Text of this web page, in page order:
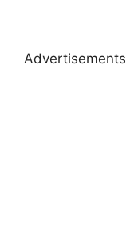
Advertisements